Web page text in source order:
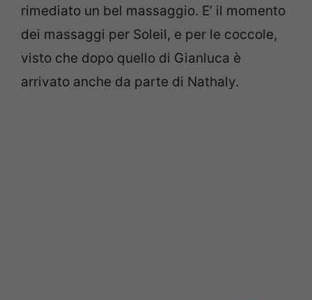
rimediato un bel massaggio. E’ il momento
dei massaggi per Soleil, e per le coccole,
visto che dopo quello di Gianluca è
arrivato anche da parte di Nathaly.